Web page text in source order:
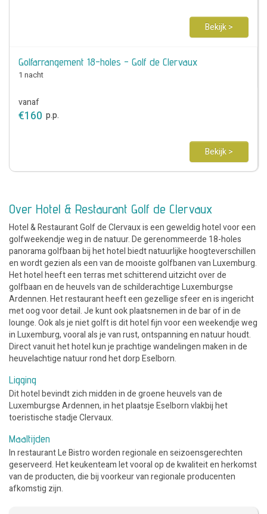
Bekijk >
Golfarrangement 18-holes - Golf de Clervaux
1 nacht
vanaf
€160 p.p.
Bekijk >
Over Hotel & Restaurant Golf de Clervaux
Hotel & Restaurant Golf de Clervaux is een geweldig hotel voor een
golfweekendje weg in de natuur. De gerenommeerde 18-holes
panorama golfbaan bij het hotel biedt natuurlijke hoogteverschillen
en wordt gezien als een van de mooiste golfbanen van Luxemburg.
Het hotel heeft een terras met schitterend uitzicht over de
golfbaan en de heuvels van de schilderachtige Luxemburgse
Ardennen. Het restaurant heeft een gezellige sfeer en is ingericht
met oog voor detail. Je kunt ook plaatsnemen in de bar of in de
lounge. Ook als je niet golft is dit hotel fijn voor een weekendje weg
in Luxemburg, vooral als je van rust, ontspanning en natuur houdt.
Direct vanuit het hotel kun je prachtige wandelingen maken in de
heuvelachtige natuur rond het dorp Eselborn.
Ligging
Dit hotel bevindt zich midden in de groene heuvels van de
Luxemburgse Ardennen, in het plaatsje Eselborn vlakbij het
toeristische stadje Clervaux.
Maaltijden
In restaurant Le Bistro worden regionale en seizoensgerechten
geserveerd. Het keukenteam let vooral op de kwaliteit en herkomst
van de producten, die bij voorkeur van regionale producenten
afkomstig zijn.